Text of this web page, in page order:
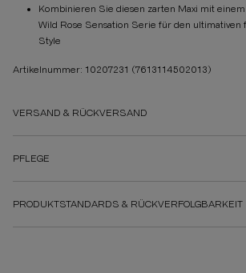
Kombinieren Sie diesen zarten Maxi mit
Wild Rose Sensation Serie für den
Style
Artikelnummer: 10207231 (7613114502013)
VERSAND & RÜCKVERSAND
PFLEGE
PRODUKTSTANDARDS & RÜCKVERFOLGBARKEIT